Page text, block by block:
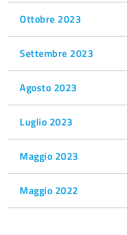
Ottobre 2023
Settembre 2023
Agosto 2023
Luglio 2023
Maggio 2023
Maggio 2022